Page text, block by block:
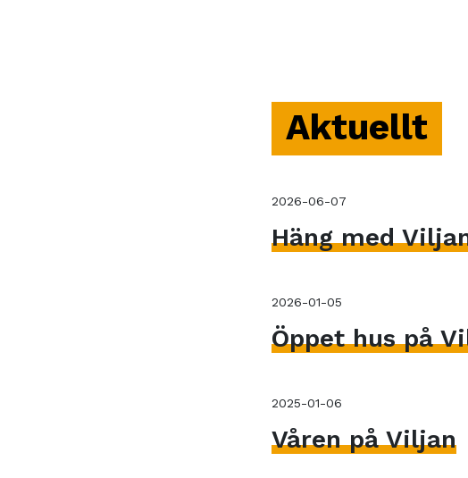
Aktuellt
2026-06-07
Häng med
2026-01-05
Öppet hus på
2025-01-06
Våren på Viljan